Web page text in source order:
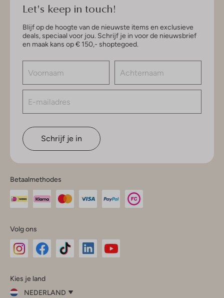
Let's keep in touch!
Blijf op de hoogte van de nieuwste items en exclusieve
deals, speciaal voor jou. Schrijf je in voor de nieuwsbrief
en maak kans op € 150,- shoptegoed.
Schrijf je in
Betaalmethodes
Volg ons
InstagramFacebook
Kies je land
NEDERLAND